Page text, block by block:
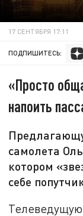
17 СЕНТЯБРЯ 17:11
ПОДПИШИТЕСЬ:
«Просто
напоить
самолета
котором
себе
Телеведущую